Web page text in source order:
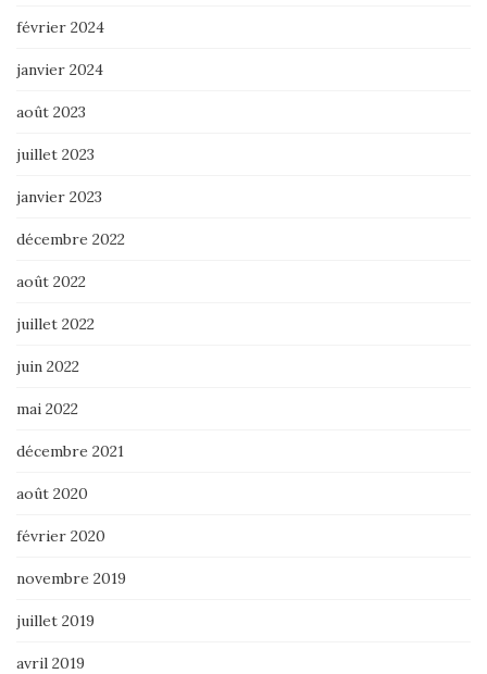
février 2024
janvier 2024
août 2023
juillet 2023
janvier 2023
décembre 2022
août 2022
juillet 2022
juin 2022
mai 2022
décembre 2021
août 2020
février 2020
novembre 2019
juillet 2019
avril 2019